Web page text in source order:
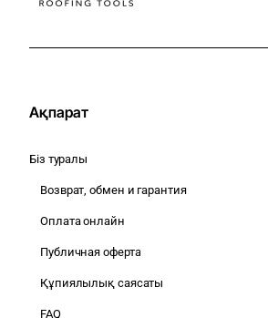
Ақпарат
Біз туралы
Возврат, обмен и гарантия
Оплата онлайн
Публичная оферта
Құпиялылық саясаты
FAQ